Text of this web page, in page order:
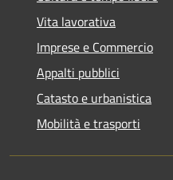
Vita lavorativa
Imprese e Commercio
Appalti pubblici
Catasto e urbanistica
Mobilità e trasporti